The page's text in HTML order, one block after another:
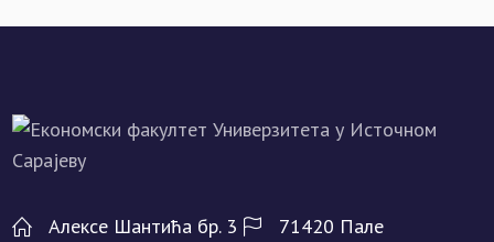
Алeксe Шантића бр. 3
71420 Палe